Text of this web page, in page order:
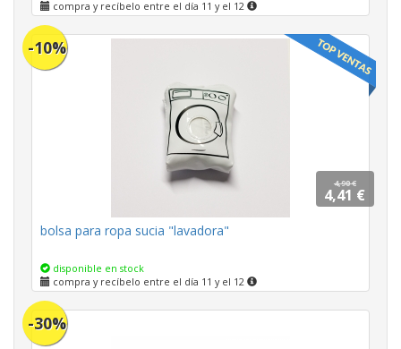
compra y recíbelo entre el día 11 y el 12
-10%
4,90 €
4,41 €
bolsa para ropa sucia "lavadora"
disponible en stock
compra y recíbelo entre el día 11 y el 12
-30%